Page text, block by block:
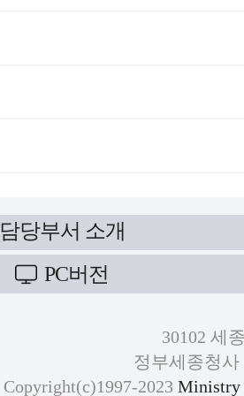
담당부서 소개
PC버전
30102 세
정부세종청사
Copyright(c)1997-2023 Ministry